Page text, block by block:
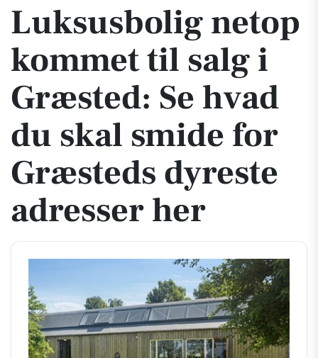
Luksusbolig netop
kommet til salg i
Græsted: Se hvad
du skal smide for
Græsteds dyreste
adresser her